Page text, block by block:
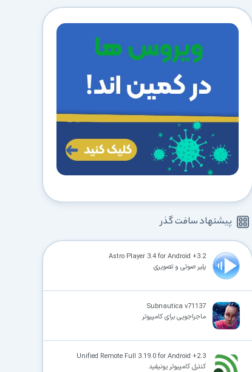
پیشنهاد سافت گذر
Astro Player 3.4 for Android +3.2
پلیر صوتی و تصویری
Subnautica v71137
ماجراجویی برای کامپیوتر
Unified Remote Full 3.19.0 for Android +2.3
کنترل کامپیوتر یونیفید